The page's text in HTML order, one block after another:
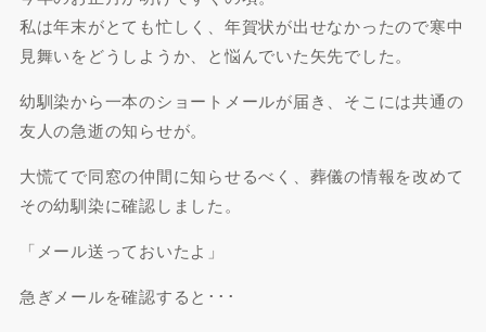
私は年末がとても忙しく、年賀状が出せなかったので寒中
見舞いをどうしようか、と悩んでいた矢先でした。
幼馴染から一本のショートメールが届き、そこには共通の
友人の急逝の知らせが。
大慌てで同窓の仲間に知らせるべく、葬儀の情報を改めて
その幼馴染に確認しました。
「メール送っておいたよ」
急ぎメールを確認すると･･･